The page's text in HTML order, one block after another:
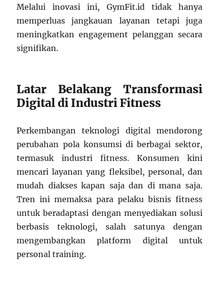
Melalui inovasi ini, GymFit.id tidak hanya
memperluas jangkauan layanan tetapi juga
meningkatkan engagement pelanggan secara
signifikan.
Latar Belakang Transformasi
Digital di Industri Fitness
Perkembangan teknologi digital mendorong
perubahan pola konsumsi di berbagai sektor,
termasuk industri fitness. Konsumen kini
mencari layanan yang fleksibel, personal, dan
mudah diakses kapan saja dan di mana saja.
Tren ini memaksa para pelaku bisnis fitness
untuk beradaptasi dengan menyediakan solusi
berbasis teknologi, salah satunya dengan
mengembangkan platform digital untuk
personal training.